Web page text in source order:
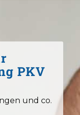
PKV
und co.